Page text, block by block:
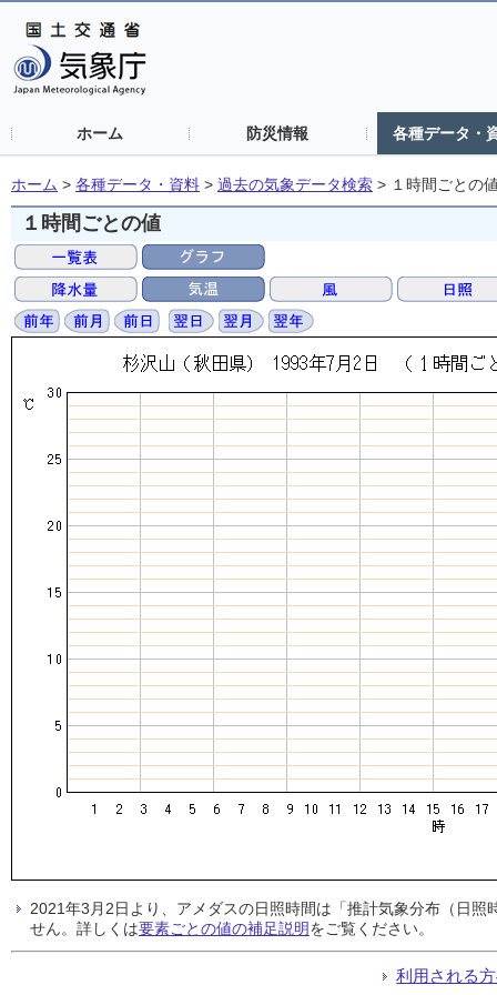
ホーム 防災情報 各種データ・
ホーム > 各種データ・資料 > 過去の気象データ検索 > １時間ごとの
１時間ごとの値
2021年3月2日より、アメダスの日照時間は「推計気象分布（日
せん。詳しくは要素ごとの値の補足説明をご覧ください。
利用される